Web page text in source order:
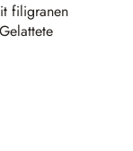
filigranen
Gelattete